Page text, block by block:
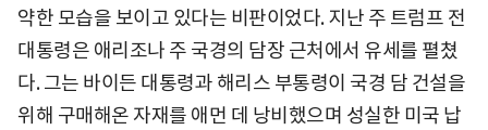
약한 모습을 보이고 있다는 비판이었다. 지난 주 트럼프 전
대통령은 애리조나 주 국경의 담장 근처에서 유세를 펼쳤
다. 그는 바이든 대통령과 해리스 부통령이 국경 담 건설을
위해 구매해온 자재를 애먼 데 낭비했으며 성실한 미국 납